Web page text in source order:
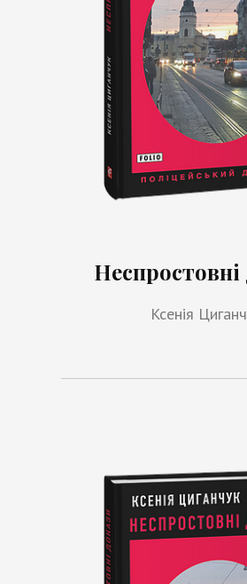
Неспростовні
Ксенія